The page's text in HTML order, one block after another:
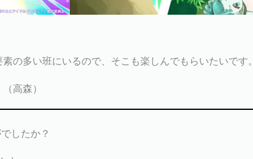
の多い班にいるので、そこも楽しんでもらいたいです。
高森）
したか？